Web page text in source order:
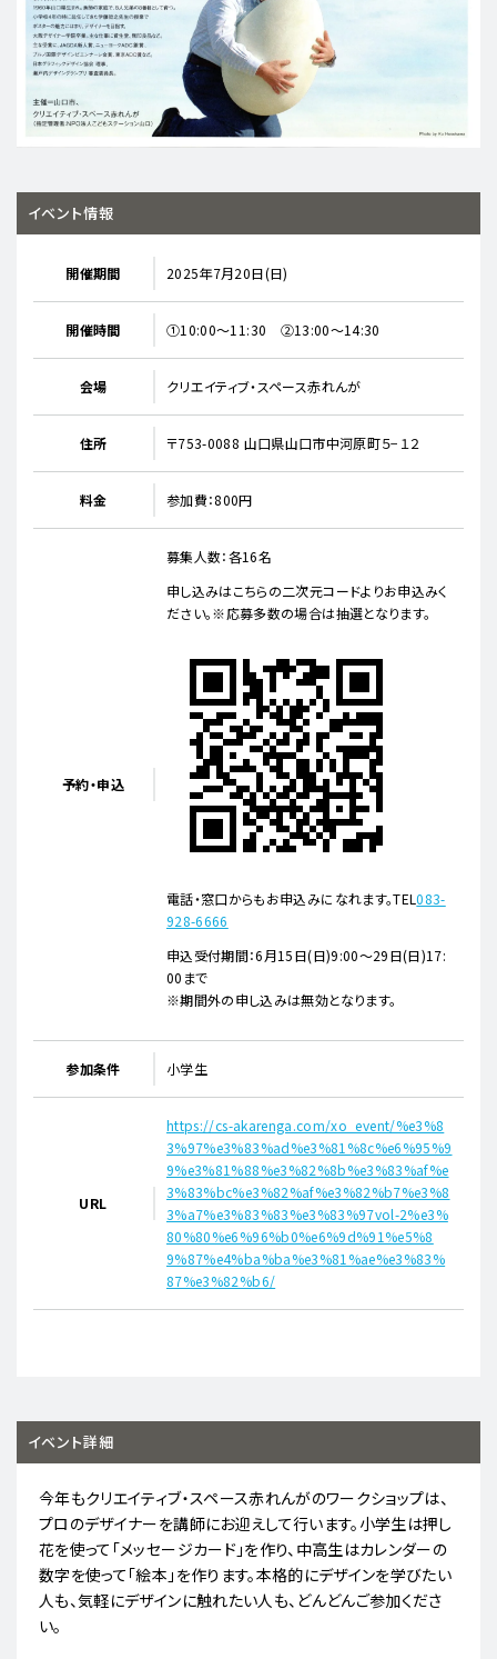
イベント情報
開催期間 2025年7月20日(日)
開催時間 ①10:00～11:30 ②13:00～14:30
会場 クリエイティブ・スペース赤れんが
住所 〒753-0088 山口県山口市中河原町５−１２
料金 参加費：800円
予約・申込
募集人数：各16名
申し込みはこちらの二次元コードよりお申込みく
ださい。※応募多数の場合は抽選となります。
電話・窓口からもお申込みになれます。TEL083-
928-6666
申込受付期間：6月15日(日)9:00～29日(日)17:
00まで
※期間外の申し込みは無効となります。
参加条件 小学生
URL
https://cs-akarenga.com/xo_event/%e3%8
3%97%e3%83%ad%e3%81%8c%e6%95%9
9%e3%81%88%e3%82%8b%e3%83%af%e
3%83%bc%e3%82%af%e3%82%b7%e3%8
3%a7%e3%83%83%e3%83%97vol-2%e3%
80%80%e6%96%b0%e6%9d%91%e5%8
9%87%e4%ba%ba%e3%81%ae%e3%83%
87%e3%82%b6/
イベント詳細
今年もクリエイティブ・スペース赤れんがのワークショップは、
プロのデザイナーを講師にお迎えして行います。小学生は押し
花を使って「メッセージカード」を作り、中高生はカレンダーの
数字を使って「絵本」を作ります。本格的にデザインを学びたい
人も、気軽にデザインに触れたい人も、どんどんご参加くださ
い。